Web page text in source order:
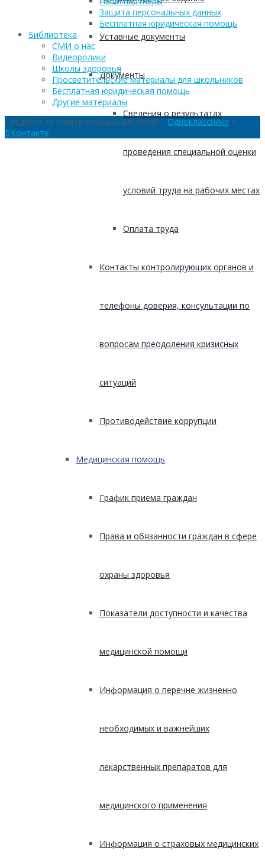
Уставные документы
Документы
Сведения о результатах
проведения специальной оценки
условий труда на рабочих местах
Оплата труда
Контакты контролирующих органов и
телефоны доверия, консультации по
вопросам преодоления кризисных
ситуаций
Противодействие коррупции
Медицинская помощь
График приема граждан
Права и обязанности граждан в сфере
охраны здоровья
Показатели доступности и качества
медицинской помощи
Информация о перечне жизненно
необходимых и важнейших
лекарственных препаратов для
медицинского применения
Информация о страховых медицинских
Защита персональных данных
Бесплатная юридическая помощь
Библиотека
СМИ о нас
Видеоролики
Школы здоровья
Просветительские материалы для школьников
Бесплатная юридическая помощь
Другие материалы
Следуйте за нами в социальных сетях:Одноклассники и
ВКонтакте